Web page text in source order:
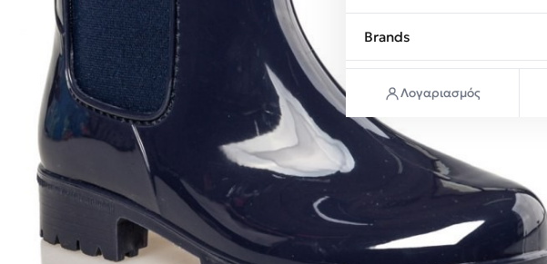
Brands
Λογαριασμός